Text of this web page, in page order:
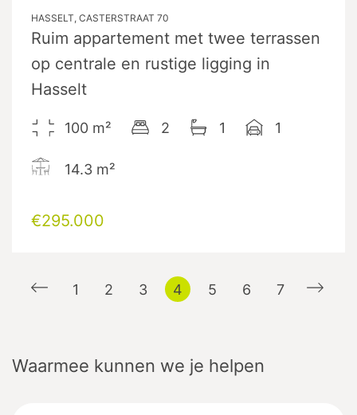
HASSELT, CASTERSTRAAT 70
Ruim appartement met twee terrassen
op centrale en rustige ligging in
Hasselt
100 m² 2 1 1
14.3 m²
€295.000
1 2 3 4 5 6 7
Waarmee kunnen we je helpen